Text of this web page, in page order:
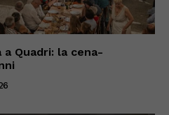
Quadri: la cena-